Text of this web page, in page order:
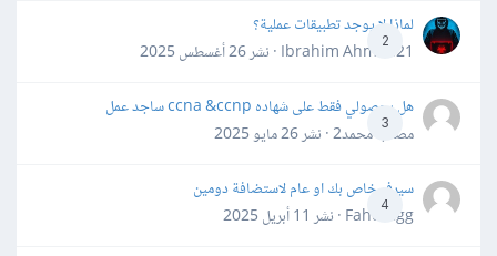
2
لماذا لا يوجد تطبيقات عملية؟
Ibrahim Ahmed21 · نشر
26 أغسطس 2025
3
هل بحصولي فقط على شهاده ccna &ccnp ساجد عمل
مصعب محمد2 · نشر
26 مايو 2025
4
سيرفر خاص بك او عام لاستضافة دومين
Fahd Ggg · نشر
11 أبريل 2025